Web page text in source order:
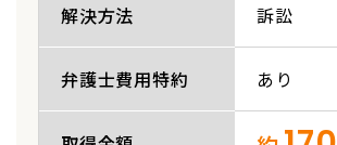
解決方法 訴訟
弁護士費用特約 あり